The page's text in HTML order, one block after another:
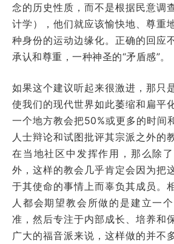
念的历史性质，而不是根据民意调
计学），他们就应该愉快地、尊重
种身份的运动边缘化。正确的回应
承认和尊重，一种神圣的“矛盾感”。
如果这个建议听起来很激进，那只
使我们的现代世界如此萎缩和扁平
一个地方教会把50%或更多的时间
人士辩论和试图批评其宗派之外的
在当地社区中发挥作用，那么除
外，这样的教会几乎肯定会因为把
于其使命的事情上而辜负其成员。
人都会期望教会所做的是建立一
准，然后专注于内部成长、培养和
广大的福音派来说，这样做的并不